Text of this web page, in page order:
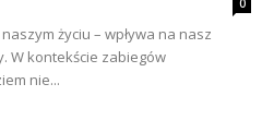
życiu – wpływa na nasz
W kontekście zabiegów
nie...